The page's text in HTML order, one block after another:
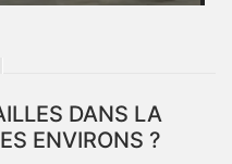
DANS LA
ENVIRONS ?